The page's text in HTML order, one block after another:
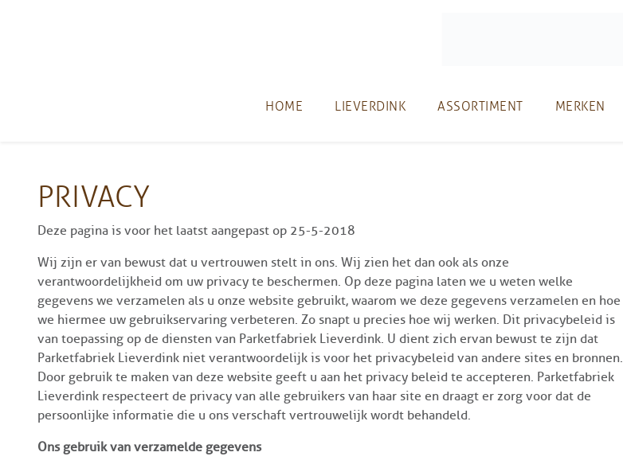
HOME LIEVERDINK ASSORTIMENT MERKEN
PRIVACY
Deze pagina is voor het laatst aangepast op 25-5-2018
Wij zijn er van bewust dat u vertrouwen stelt in ons. Wij zien het dan ook als onze
verantwoordelijkheid om uw privacy te beschermen. Op deze pagina laten we u weten welke
gegevens we verzamelen als u onze website gebruikt, waarom we deze gegevens verzamelen en hoe
we hiermee uw gebruikservaring verbeteren. Zo snapt u precies hoe wij werken. Dit privacybeleid is
van toepassing op de diensten van Parketfabriek Lieverdink. U dient zich ervan bewust te zijn dat
Parketfabriek Lieverdink niet verantwoordelijk is voor het privacybeleid van andere sites en bronnen.
Door gebruik te maken van deze website geeft u aan het privacy beleid te accepteren. Parketfabriek
Lieverdink respecteert de privacy van alle gebruikers van haar site en draagt er zorg voor dat de
persoonlijke informatie die u ons verschaft vertrouwelijk wordt behandeld.
Ons gebruik van verzamelde gegevens